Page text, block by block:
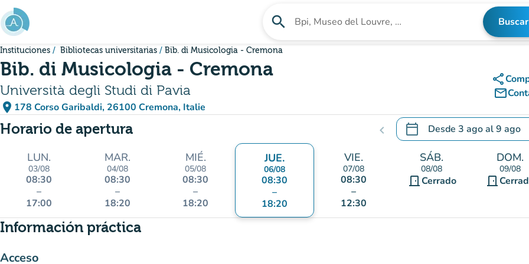
Ir al contenido principal
search Buscar un establecimiento Buscar
Instituciones Bibliotecas universitarias Bib. di Musicologia - Cremona
Bib. di Musicologia - Cremona
Università degli Studi di Pavia
place 178 Corso Garibaldi, 26100 Cremona, Italie
(abrir en Google Maps)
(nueva pestaña)
share
mail_outline
Horario de apertura chevron_left calendar_today Desde 3 agoal9 ago
.Abra el calendario para
LUN.
03/08
08:30
–
17:00
MAR.
04/08
08:30
–
18:20
MIÉ.
05/08
08:30
–
18:20
JUE.
06/08
08:30
–
18:20
VIE.
07/08
08:30
–
12:30
SÁB.
08/08
door_front Cerrado
DOM.
09/08
door_front
Información práctica
Acceso